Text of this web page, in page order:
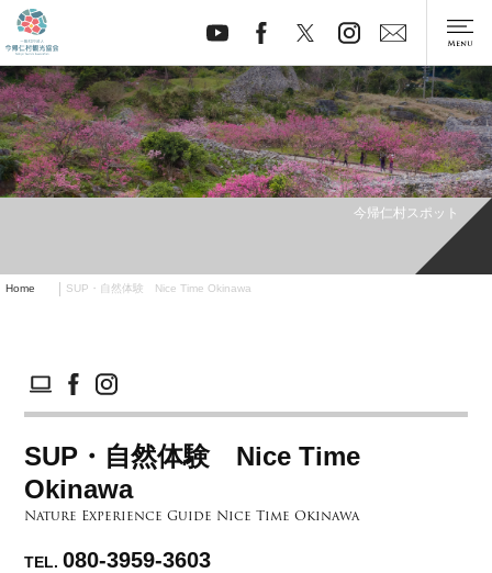
今帰仁村スポット
Home SUP・自然体験 Nice Time Okinawa
SUP・自然体験 Nice Time
Okinawa
Nature Experience Guide Nice Time Okinawa
TEL.080-3959-3603